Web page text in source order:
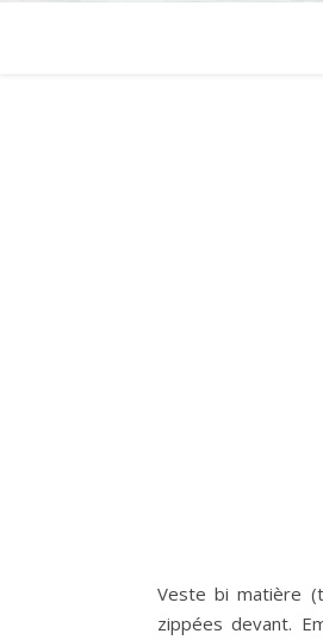
Veste bi matière
zippées devant.